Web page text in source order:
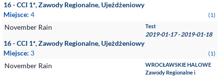
16 - CCI 1*, Zawody Regionalne, Ujeżdżeniowy
Miejsce: 4 (1)
November Rain Test
2019-01-17 - 2019-01-18
16 - CCI 1*, Zawody Regionalne, Ujeżdżeniowy
Miejsce: 3 (1)
November Rain
WROCŁAWSKIE HALOWE
Zawody Regionalne i